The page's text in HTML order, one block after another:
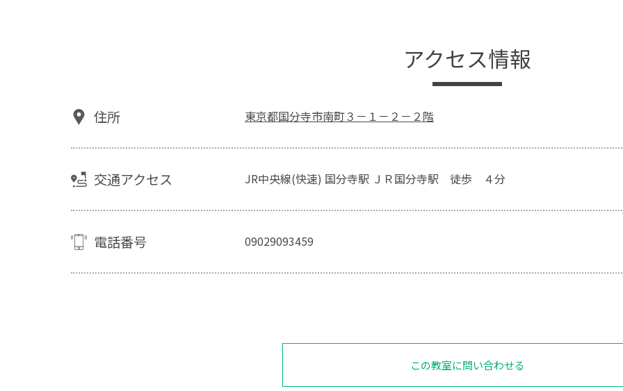
アクセス情報
住所 東京都国分寺市南町３－１－２－２階
交通アクセス JR中央線(快速) 国分寺駅 ＪＲ国分寺駅 徒歩 ４分
電話番号 09029093459
この教室に問い合わせる